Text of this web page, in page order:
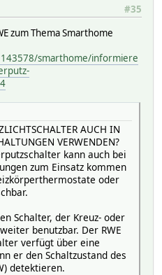
#35
zum Thema Smarthome
smarthome/informiere
AUCH IN
VERWENDEN?
kann auch bei
zum Einsatz kommen
oder
Schalter, der Kreuz- oder
benutzbar. Der RWE
verfügt über eine
er den Schaltzustand des
detektieren.